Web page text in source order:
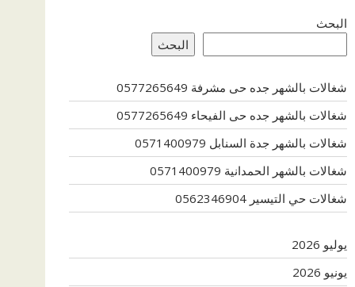
البحث
البحث
شغالات بالشهر جده حى مشرفة 0577265649
شغالات بالشهر جده حى الفيحاء 0577265649
شغالات بالشهر جدة السنابل 0571400979
شغالات بالشهر الحمدانية 0571400979
شغالات حي التيسير 0562346904
يوليو 2026
يونيو 2026